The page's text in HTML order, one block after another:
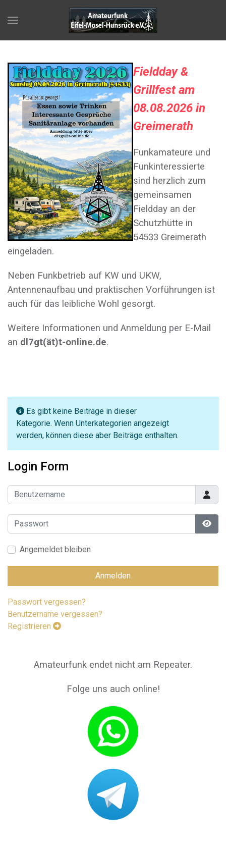
Fieldday &
Grillfest am
08.08.2026 in
Greimerath
Funkamateure und
Funkinteressierte
sind herzlich zum
gemeinsamen
Fieldday an der
Schutzhütte in
54533 Greimerath
eingeladen.
Neben Funkbetrieb auf KW und UKW,
Antennenaufbau und praktischen Vorführungen ist
auch für das leibliche Wohl gesorgt.
Weitere Informationen und Anmeldung per E-Mail
an dl7gt(ät)t-online.de.
Information
Es gibt keine Beiträge in dieser
Kategorie. Wenn Unterkategorien angezeigt
werden, können diese aber Beiträge enthalten.
Login Form
Benutzername
Passwort
Angemeldet bleiben
Anmelden
Passwort vergessen?
Benutzername vergessen?
Registrieren
Amateurfunk endet nicht am Repeater.
Folge uns auch online!